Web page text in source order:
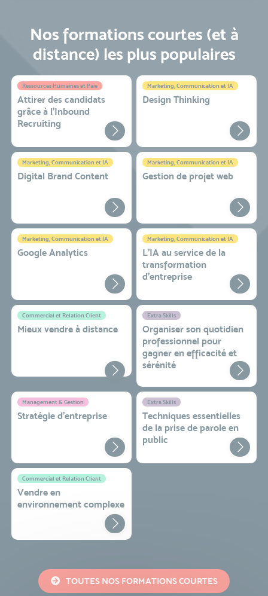
Nos formations courtes (et à
distance) les plus populaires
Ressources Humaines et Paie
Attirer des candidats
grâce à l’Inbound
Recruiting
Marketing, Communication et IA
Design Thinking
Marketing, Communication et IA
Digital Brand Content
Marketing, Communication et IA
Gestion de projet web
Marketing, Communication et IA
Google Analytics
Marketing, Communication et IA
L'IA au service de la
transformation
d'entreprise
Commercial et Relation Client
Mieux vendre à distance
Extra Skills
Organiser son quotidien
professionnel pour
gagner en efficacité et
sérénité
Management & Gestion
Stratégie d’entreprise
Extra Skills
Techniques essentielles
de la prise de parole en
public
Commercial et Relation Client
Vendre en
environnement complexe
TOUTES NOS FORMATIONS COURTES